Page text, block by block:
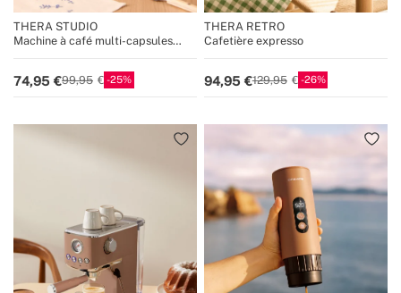
THERA STUDIO
Machine à café multi-capsules
74,95 99,95 25
THERA RETRO
Cafetière expresso
94,95 129,95 26